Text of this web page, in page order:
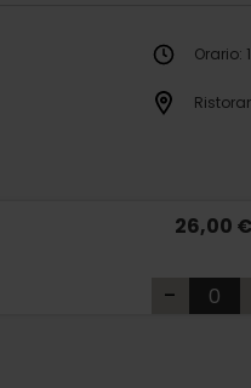
Orario:
26,00
-